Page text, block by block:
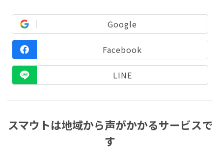
Google
Facebook
LINE
スマウトは地域から声がかかるサービスで
す